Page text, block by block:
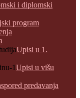
i diplomski
program
Upisi u 1.
Upisi u višu
predavanja